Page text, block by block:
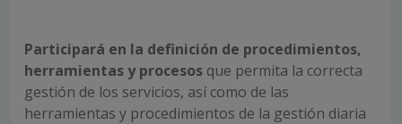
Participará en la definición de procedimientos,
herramientas y procesos que permita la correcta
gestión de los servicios, así como de las
herramientas y procedimientos de la gestión diaria